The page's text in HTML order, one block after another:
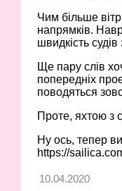
Чим більше
напрямків.
швидкість
Ще пару слів
попередніх
поводяться
Проте, яхтою з
Ну ось, тепер
https://
10.04.2020